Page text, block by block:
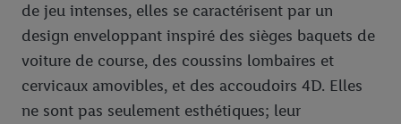
de jeu intenses, elles se caractérisent par un
design enveloppant inspiré des sièges baquets de
voiture de course, des coussins lombaires et
cervicaux amovibles, et des accoudoirs 4D. Elles
ne sont pas seulement esthétiques; leur